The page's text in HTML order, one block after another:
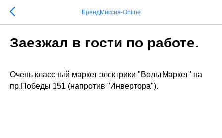
БрендМиссия-Online
Заезжал в гости по работе.
Очень классный маркет электрики "ВольтМаркет" на
пр.Победы 151 (напротив "Инвертора").